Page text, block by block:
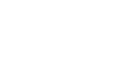
緒に好きなテレビ
ことです。 普段